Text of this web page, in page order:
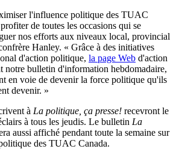
l'influence politique des TUAC
de toutes les occasions qui se
nos efforts aux niveaux local, provincial
Hanley. « Grâce à des initiatives
d'action politique, la page Web d'action
notre bulletin d'information hebdomadaire,
en voie de devenir la force politique qu'ils
devenir. »
à La politique, ça presse! recevront le
à tous les jeudis. Le bulletin La
aussi affiché pendant toute la semaine sur
des TUAC Canada.